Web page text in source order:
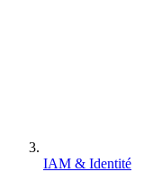
IAM & Identité